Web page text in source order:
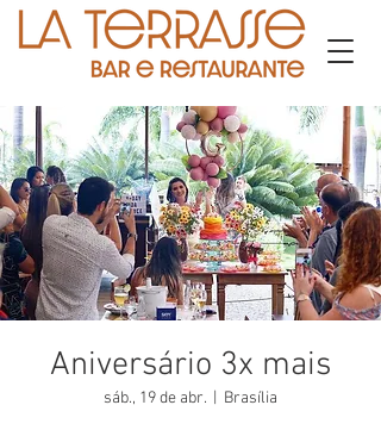
Aniversário 3x mais
sáb., 19 de abr. Brasília